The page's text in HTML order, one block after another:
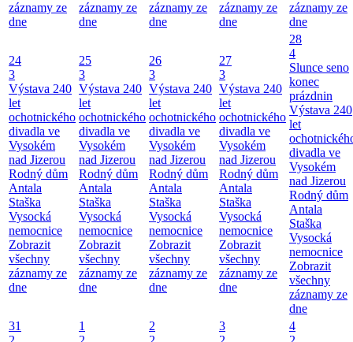
záznamy ze
dne
záznamy ze
dne
záznamy ze
dne
záznamy ze
dne
záznamy ze
dne
24
3
Výstava 240
let
ochotnického
divadla ve
Vysokém
nad Jizerou
Rodný dům
Antala
Staška
Vysocká
nemocnice
Zobrazit
všechny
záznamy ze
dne
25
3
Výstava 240
let
ochotnického
divadla ve
Vysokém
nad Jizerou
Rodný dům
Antala
Staška
Vysocká
nemocnice
Zobrazit
všechny
záznamy ze
dne
26
3
Výstava 240
let
ochotnického
divadla ve
Vysokém
nad Jizerou
Rodný dům
Antala
Staška
Vysocká
nemocnice
Zobrazit
všechny
záznamy ze
dne
27
3
Výstava 240
let
ochotnického
divadla ve
Vysokém
nad Jizerou
Rodný dům
Antala
Staška
Vysocká
nemocnice
Zobrazit
všechny
záznamy ze
dne
28
4
Slunce seno
konec
prázdnin
Výstava 240
let
divadla ve
Vysokém
nad Jizerou
Rodný dům
Antala
Staška
Vysocká
nemocnice
Zobrazit
všechny
záznamy ze
dne
31
1
2
3
4